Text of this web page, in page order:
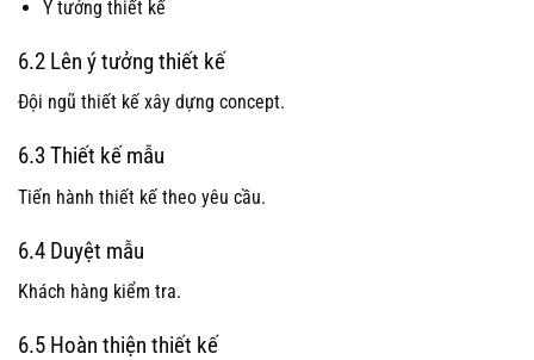
Ý tưởng thiết kế
6.2 Lên ý tưởng thiết kế
Đội ngũ thiết kế xây dựng concept.
6.3 Thiết kế mẫu
Tiến hành thiết kế theo yêu cầu.
6.4 Duyệt mẫu
Khách hàng kiểm tra.
6.5 Hoàn thiện thiết kế